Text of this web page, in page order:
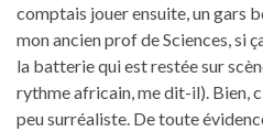
comptais jouer ensuite, un gars
mon ancien prof de Sciences, si
la batterie qui est restée sur
rythme africain, me dit-il). Bien,
peu surréaliste. De toute